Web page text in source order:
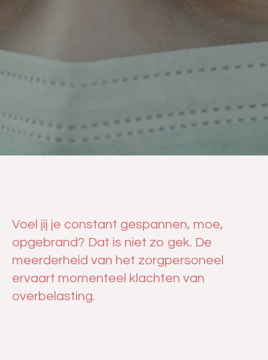
Voel jij je constant gespannen, moe,
opgebrand? Dat is niet zo gek. De
meerderheid van het zorgpersoneel
ervaart momenteel klachten van
overbelasting.